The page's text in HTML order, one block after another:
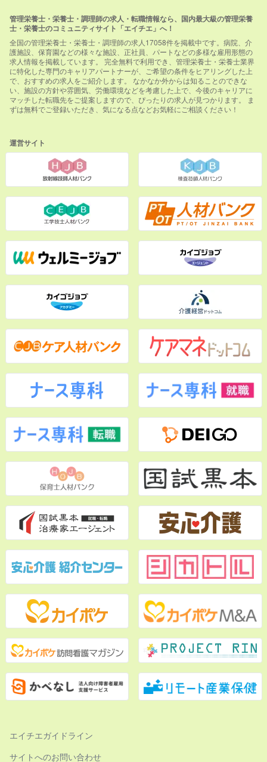
管理栄養士・栄養士・調理師の求人・転職情報なら、国内最大級の管理栄養
士・栄養士のコミュニティサイト「エイチエ」へ！
全国の管理栄養士・栄養士・調理師の求人17058件を掲載中です。病院、介
護施設、保育園などの様々な施設、正社員、パートなどの多様な雇用形態の
求人情報を掲載しています。 完全無料で利用でき、管理栄養士・栄養士業界
に特化した専門のキャリアパートナーが、ご希望の条件をヒアリングした上
で、おすすめの求人をご紹介します。 なかなか外からは知ることのできな
い、施設の方針や雰囲気、労働環境などを考慮した上で、今後のキャリアに
マッチした転職先をご提案しますので、ぴったりの求人が見つかります。 ま
ずは無料でご登録いただき、気になる点などお気軽にご相談ください！
運営サイト
エイチエガイドライン
サイトへのお問い合わせ